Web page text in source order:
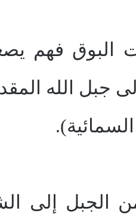
البوق فهم
جبل الله
الجبل إلى